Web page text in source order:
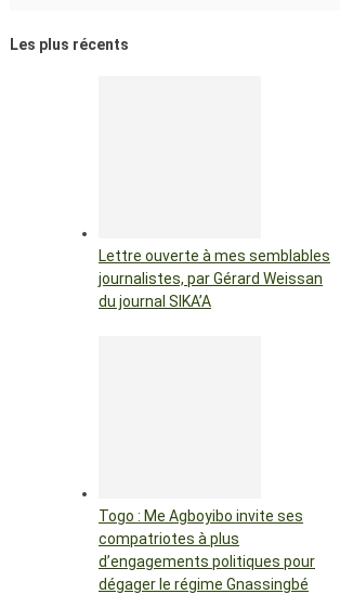
Les plus récents
Lettre ouverte à mes semblables
journalistes, par Gérard Weissan
du journal SIKA’A
Togo : Me Agboyibo invite ses
compatriotes à plus
d’engagements politiques pour
dégager le régime Gnassingbé